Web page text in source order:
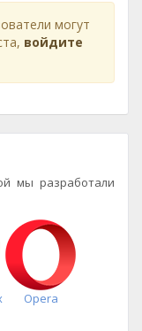
могут
войдите
мы разработали
Opera